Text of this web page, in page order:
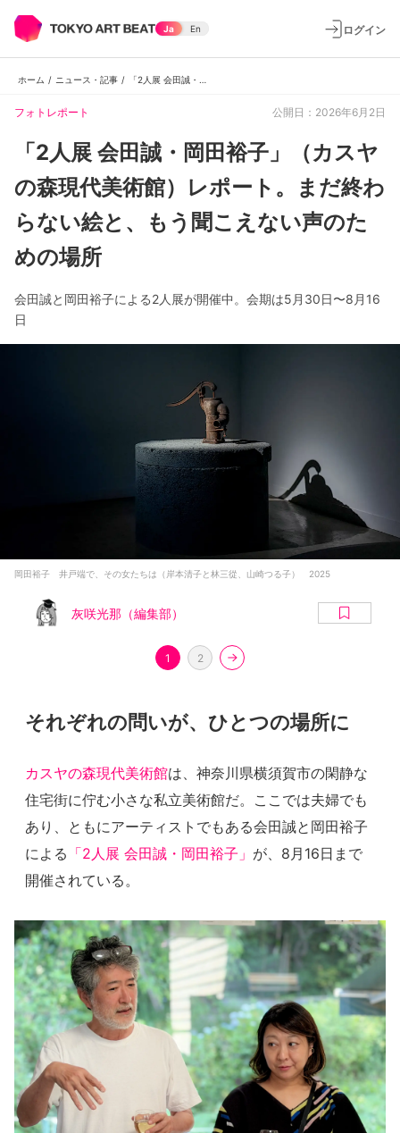
Ja En ログイン
ホーム / ニュース・記事 /
フォトレポート 公開日：2026年6月2日
「2人展 会田誠・岡田裕子」（カスヤ
の森現代美術館）レポート。まだ終わ
らない絵と、もう聞こえない声のた
めの場所
会田誠と岡田裕子による2人展が開催中。会期は5月30日〜8月16
日
岡田裕子 井戸端で、その女たちは（岸本清子と林三從、山崎つる子） 2025
灰咲光那（編集部）
1 2
それぞれの問いが、ひとつの場所に
カスヤの森現代美術館は、神奈川県横須賀市の閑静な
住宅街に佇む小さな私立美術館だ。ここでは夫婦でも
あり、ともにアーティストでもある会田誠と岡田裕子
による 「2人展 会田誠・岡田裕子」 が、8月16日まで
開催されている。